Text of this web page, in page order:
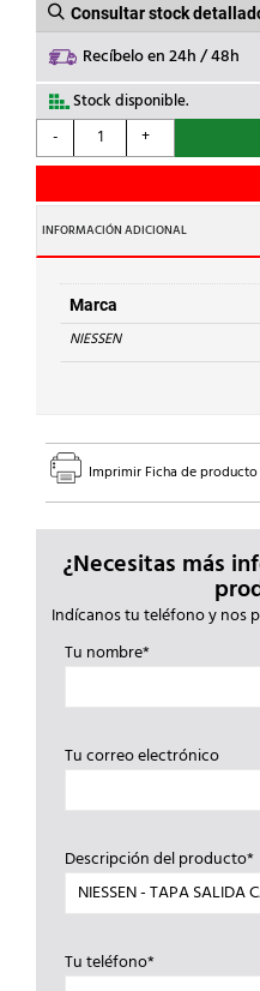
Consultar stock
Recíbelo en 24h / 48h
Stock disponible.
-
NIESSEN
-
SALIDA
CABLE
SKY
BLANCO
ESSENCE
cantidad
+
INFORMACIÓN ADICIONAL
Marca
NIESSEN
Imprimir Ficha de producto
¿Necesitas más
Indícanos tu teléfono y nos
Tu nombre*
Tu correo electrónico
Descripción del producto*
Tu teléfono*